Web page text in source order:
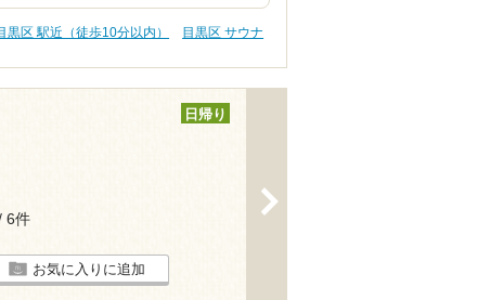
黒区 駅近（徒歩10分以内）
目黒区 サウナ
日帰り
6件
お気に入りに追加